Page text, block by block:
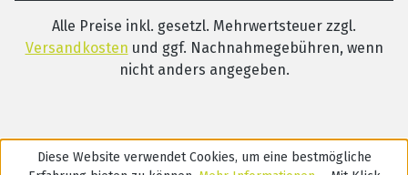
Alle Preise inkl. gesetzl. Mehrwertsteuer zzgl.
Versandkosten und ggf. Nachnahmegebühren, wenn
nicht anders angegeben.
Diese Website verwendet Cookies, um eine bestmögliche